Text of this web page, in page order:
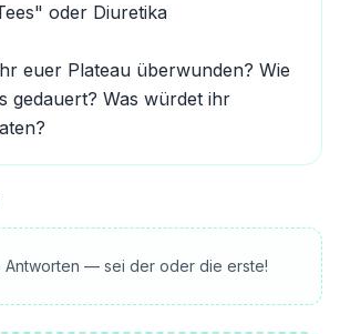
oder Diuretika
euer Plateau überwunden? Wie
gedauert? Was würdet ihr
Antworten — sei der oder die erste!